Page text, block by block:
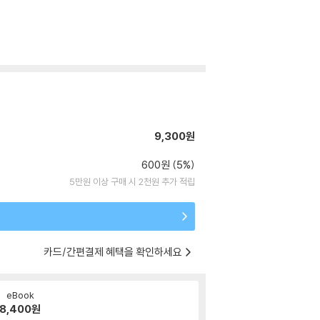
9,300원
600원 (5%)
5만원 이상 구매 시 2천원 추가 적립
카드/간편결제 혜택을 확인하세요
eBook
8,400원